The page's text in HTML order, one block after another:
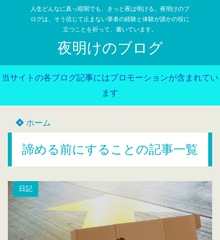
人生どんなに真っ暗闇でも、きっと夜は明ける。夜明けのブ
ログは、そう信じて止まない筆者の経験と体験が誰かの役に
立つことを祈って、書いています。
夜明けのブログ
当サイトの各ブログ記事にはプロモーションが含まれてい
ます
ホーム
諦める前にすることの記事一覧
日記